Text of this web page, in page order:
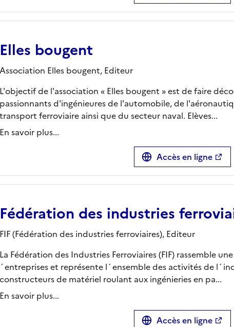
Elles bougent
Association Elles bougent, Editeur
L'objectif de l'association « Elles bougent » est de faire
passionnants d'ingénieures de l'automobile, de
transport ferroviaire ainsi que du secteur naval. Elèves...
En savoir plus...
Accès en ligne
Fédération des industries
FIF (Fédération des industries ferroviaires), Editeur
La Fédération des Industries Ferroviaires (FIF) rassemble
´entreprises et représente l´ensemble des activités de
constructeurs de matériel roulant aux ingénieries en pa...
En savoir plus...
Accès en ligne